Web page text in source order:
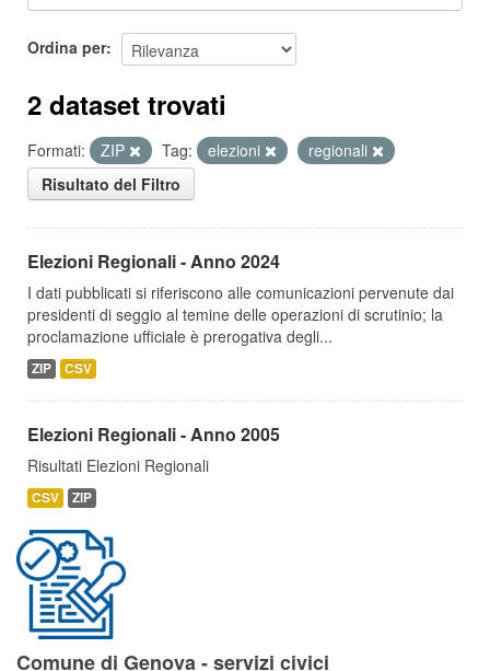
Ordina per
2 dataset trovati
Formati: ZIP Tag: elezioni
regionali
Risultato del Filtro
Elezioni Regionali - Anno 2024
I dati pubblicati si riferiscono alle comunicazioni pervenute dai
presidenti di seggio al temine delle operazioni di scrutinio; la
proclamazione ufficiale è prerogativa degli...
ZIP CSV
Elezioni Regionali - Anno 2005
Risultati Elezioni Regionali
CSV ZIP
Comune di Genova - servizi civici